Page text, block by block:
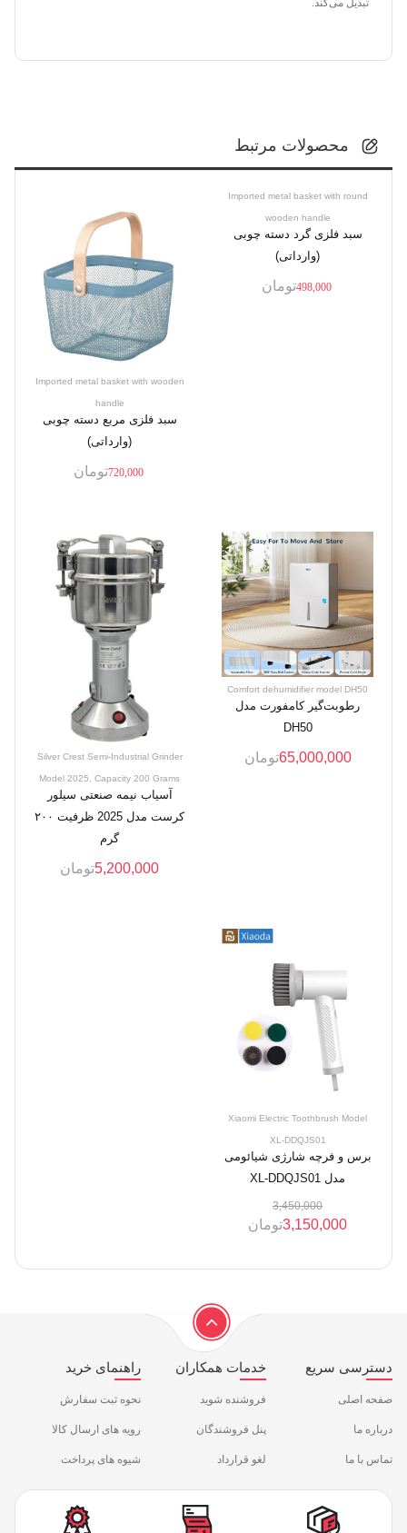
تبدیل می‌کند.
محصولات مرتبط
Imported metal basket with round
wooden handle
سبد فلزی گرد دسته چوبی
(وارداتی)
498,000 تومان
Imported metal basket with wooden
handle
سبد فلزی مربع دسته چوبی
(وارداتی)
720,000 تومان
Comfort dehumidifier model DH50
رطوبت‌گیر کامفورت مدل
DH50
65,000,000تومان Silver Crest Semi-Industrial Grinder
Model 2025, Capacity 200 Grams
آسیاب نیمه صنعتی سیلور
کرست مدل 2025 ظرفیت ۲۰۰
گرم
5,200,000تومان
Xiaomi Electric Toothbrush Model
XL-DDQJS01
برس و فرچه شارژی شیائومی
مدل XL-DDQJS01
3,450,000
3,150,000تومان
دسترسی سریع
صفحه اصلی
درباره ما
تماس با ما
خدمات همکاران
فروشنده شوید
پنل فروشندگان
لغو قرارداد
راهنمای خرید
نحوه ثبت سفارش
رویه های ارسال کالا
شیوه های پرداخت